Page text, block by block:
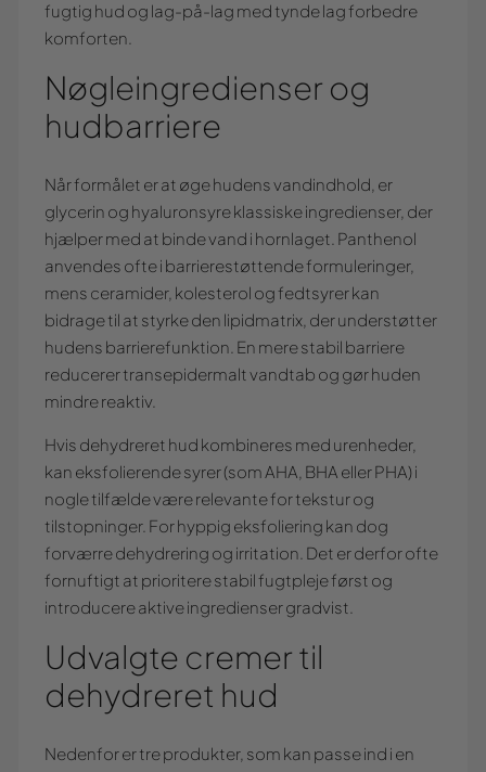
fugtig hud og lag-på-lag med tynde lag forbedre
komforten.
Nøgleingredienser og
hudbarriere
Når formålet er at øge hudens vandindhold, er
glycerin og hyaluronsyre klassiske ingredienser, der
hjælper med at binde vand i hornlaget. Panthenol
anvendes ofte i barrierestøttende formuleringer,
mens ceramider, kolesterol og fedtsyrer kan
bidrage til at styrke den lipidmatrix, der understøtter
hudens barrierefunktion. En mere stabil barriere
reducerer transepidermalt vandtab og gør huden
mindre reaktiv.
Hvis dehydreret hud kombineres med urenheder,
kan eksfolierende syrer (som AHA, BHA eller PHA) i
nogle tilfælde være relevante for tekstur og
tilstopninger. For hyppig eksfoliering kan dog
forværre dehydrering og irritation. Det er derfor ofte
fornuftigt at prioritere stabil fugtpleje først og
introducere aktive ingredienser gradvist.
Udvalgte cremer til
dehydreret hud
Nedenfor er tre produkter, som kan passe ind i en